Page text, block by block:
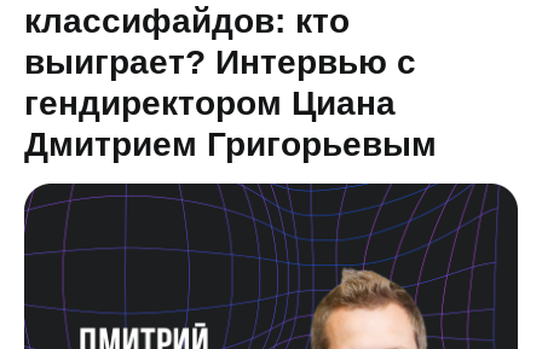
классифайдов: кто
выиграет? Интервью с
гендиректором Циана
Дмитрием Григорьевым